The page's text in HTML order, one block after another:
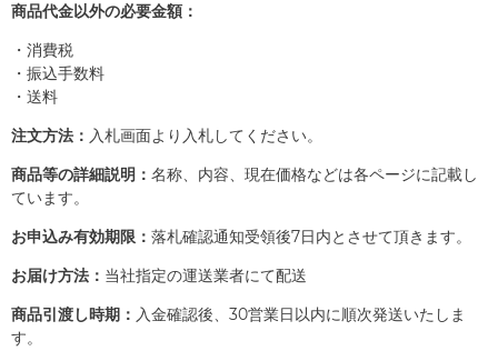
商品代金以外の必要金額：
・消費税
・振込手数料
・送料
注文方法： 入札画面より入札してください。
商品等の詳細説明： 名称、内容、現在価格などは各ページに記載し
ています。
お申込み有効期限： 落札確認通知受領後7日内とさせて頂きます。
お届け方法： 当社指定の運送業者にて配送
商品引渡し時期： 入金確認後、30営業日以内に順次発送いたしま
す。